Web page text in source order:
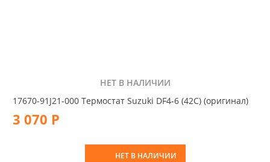
НЕТ В НАЛИЧИИ
17670-91J21-000 Термостат Suzuki DF4-6 (42C) (оригинал)
3 070 Р
НЕТ В НАЛИЧИИ